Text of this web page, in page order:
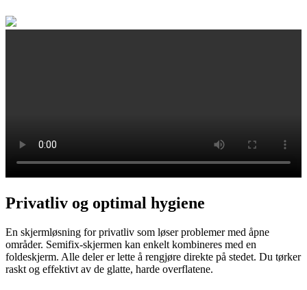
Privatliv og optimal hygiene
En skjermløsning for privatliv som løser problemer med åpne
områder. Semifix-skjermen kan enkelt kombineres med en
foldeskjerm. Alle deler er lette å rengjøre direkte på stedet. Du tørker
raskt og effektivt av de glatte, harde overflatene.